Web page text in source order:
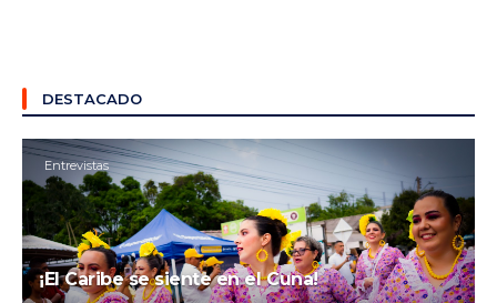
DESTACADO
Entrevistas
¡El Caribe se siente en el Cuna!